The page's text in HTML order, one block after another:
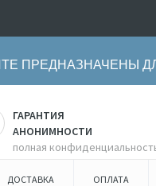
ПРЕДНАЗНАЧЕНЫ
ГАРАНТИЯ
АНОНИМНОСТИ
полная
ДОСТАВКА ОПЛАТА